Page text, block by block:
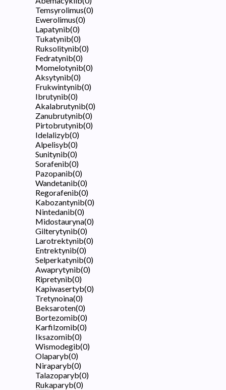
Temsyrolimus(0)
Ewerolimus(0)
Lapatynib(0)
Tukatynib(0)
Ruksolitynib(0)
Fedratynib(0)
Momelotynib(0)
Aksytynib(0)
Frukwintynib(0)
Ibrutynib(0)
Akalabrutynib(0)
Zanubrutynib(0)
Pirtobrutynib(0)
Idelalizyb(0)
Alpelisyb(0)
Sunitynib(0)
Sorafenib(0)
Pazopanib(0)
Wandetanib(0)
Regorafenib(0)
Kabozantynib(0)
Nintedanib(0)
Midostauryna(0)
Gilterytynib(0)
Larotrektynib(0)
Entrektynib(0)
Selperkatynib(0)
Awaprytynib(0)
Ripretynib(0)
Kapiwasertyb(0)
Tretynoina(0)
Beksaroten(0)
Bortezomib(0)
Karfilzomib(0)
Iksazomib(0)
Wismodegib(0)
Olaparyb(0)
Niraparyb(0)
Talazoparyb(0)
Rukaparyb(0)